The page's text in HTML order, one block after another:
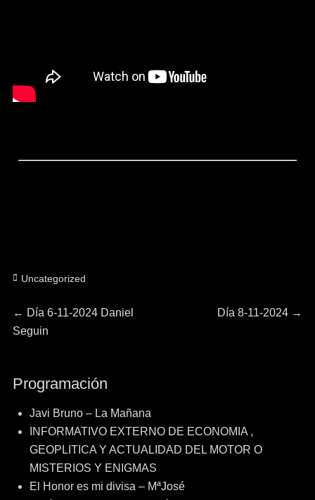
Categorías
Uncategorized
Navegación
entradas
← Entrada
anterior:
Día 6-11-2024 Daniel
Seguin
Entrada
Día 8-11-2024 →
Programación
Javi Bruno – La Mañana
INFORMATIVO EXTERNO DE ECONOMIA ,
GEOPLITICA Y ACTUALIDAD DEL MOTOR O
MISTERIOS Y ENIGMAS
El Honor es mi divisa – MªJosé